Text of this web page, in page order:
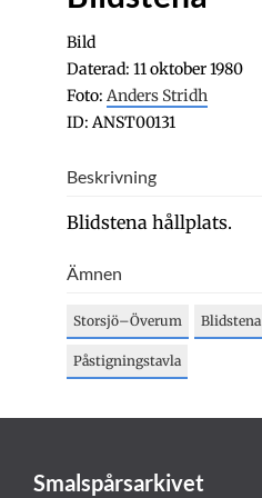
Bild
Daterad: 11 oktober 1980
Foto: Anders Stridh
ID: ANST00131
Beskrivning
Blidstena hållplats.
Ämnen
Storsjö–Överum Blidstena
Påstigningstavla
Smalspårsarkivet